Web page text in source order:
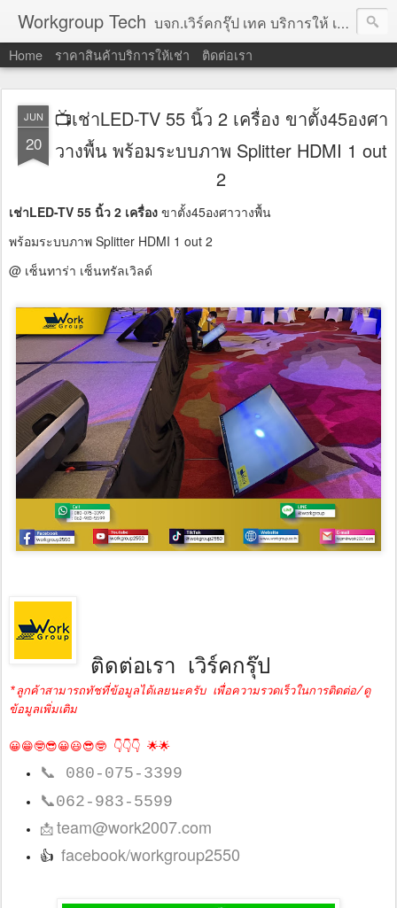
Workgroup Tech บจก.เวิร์คกรุ๊ป เทค บริการให้ เช่าคอมพิวเตอร์ โน้ตบุ๊ค โปรเจคเตอร์ ทีวีจอแบน จอทัชสกรีน ตู้คีออส วีดีโอวอล และอุปกรณ์อื่น ๆ บริการให้เช่าเป็น รายวัน
Home ราคาสินค้าบริการให้เช่า ติดต่อเรา
JUN
20
📺เช่าLED-TV 55 นิ้ว 2 เครื่อง ขาตั้ง45องศา
วางพื้น พร้อมระบบภาพ Splitter HDMI 1 out
2
เช่าLED-TV 55 นิ้ว 2 เครื่อง ขาตั้ง45องศาวางพื้น
พร้อมระบบภาพ Splitter HDMI 1 out 2
@ เซ็นทาร่า เซ็นทรัลเวิลด์
ติดต่อเรา เวิร์คกรุ๊ป
*ลูกค้าสามารถทัชที่ข้อมูลได้เลยนะครับ เพื่อความรวดเร็วในการติดต่อ/ดู
ข้อมูลเพิ่มเติม
😀😁🤓😎😀😃😎🤓 👇👇👇 🌟🌟
📞 080-075-3399
📞062-983-5599
📩team@work2007.com
👍 facebook/workgroup2550